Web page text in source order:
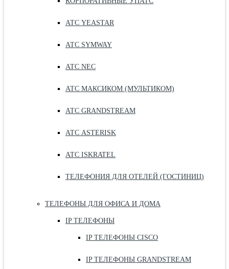
АТС YEASTAR
АТС SYMWAY
АТС NEC
АТС МАКСИКОМ (МУЛЬТИКОМ)
АТС GRANDSTREAM
АТС ASTERISK
АТС ISKRATEL
ТЕЛЕФОНИЯ ДЛЯ ОТЕЛЕЙ (ГОСТИНИЦ)
ТЕЛЕФОНЫ ДЛЯ ОФИСА И ДОМА
IP ТЕЛЕФОНЫ
IP ТЕЛЕФОНЫ CISCO
IP ТЕЛЕФОНЫ GRANDSTREAM